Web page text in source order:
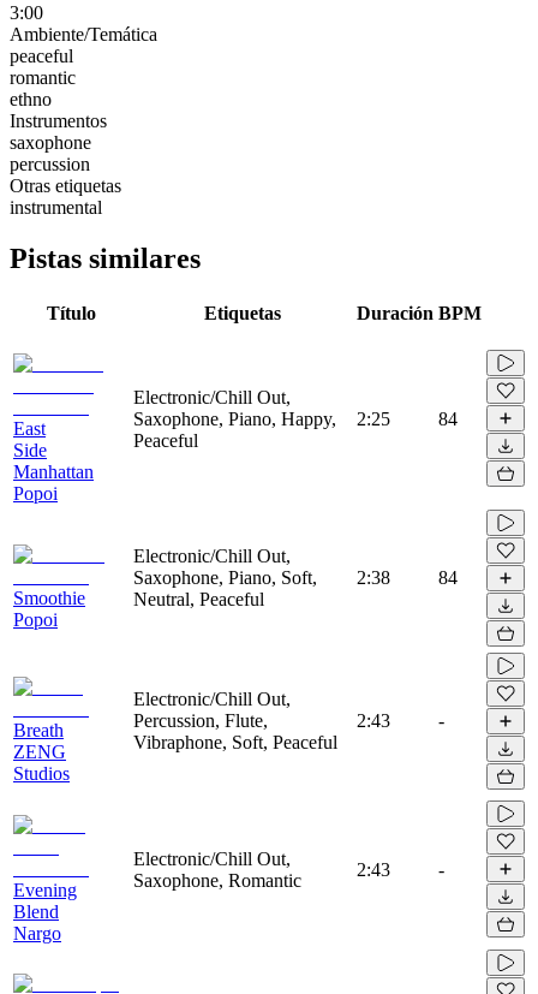
3:00
Ambiente/Temática
peaceful
romantic
ethno
Instrumentos
saxophone
percussion
Otras etiquetas
instrumental
Pistas similares
Título Etiquetas Duración BPM
East
Side
Manhattan
Popoi
Electronic/Chill Out,
Saxophone, Piano, Happy,
Peaceful
2:25 84
Smoothie
Popoi
Electronic/Chill Out,
Saxophone, Piano, Soft,
Neutral, Peaceful
2:38 84
Breath
ZENG
Studios
Electronic/Chill Out,
Percussion, Flute,
Vibraphone, Soft, Peaceful
2:43 -
Evening
Blend
Nargo
Electronic/Chill Out,
Saxophone, Romantic
2:43 -